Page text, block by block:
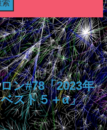
ン#78「2023年
スト５＋α」